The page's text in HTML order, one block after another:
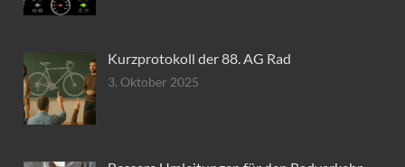
Kurzprotokoll der 88. AG Rad
3. Oktober 2025